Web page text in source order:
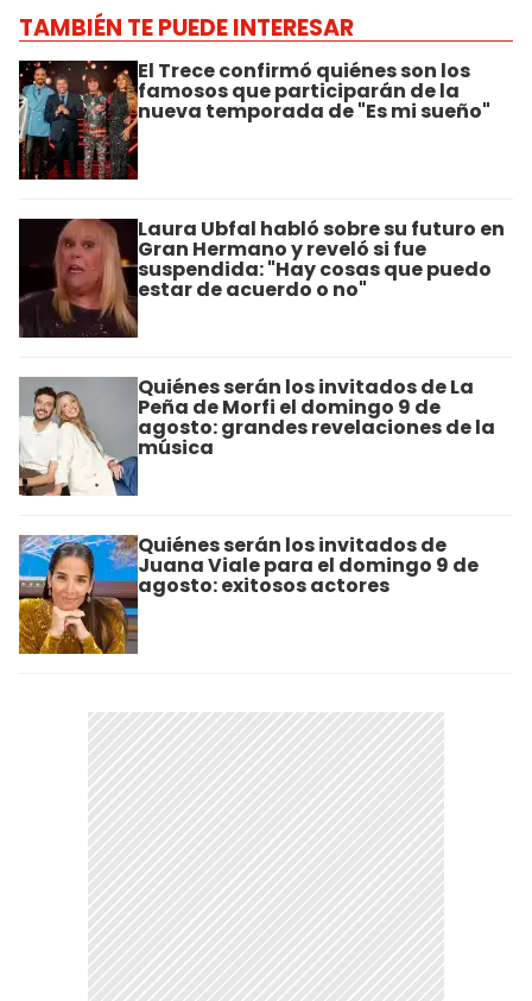
TAMBIÉN TE PUEDE INTERESAR
El Trece confirmó quiénes son los
famosos que participarán de la
nueva temporada de "Es mi sueño"
Laura Ubfal habló sobre su futuro en
Gran Hermano y reveló si fue
suspendida: "Hay cosas que puedo
estar de acuerdo o no"
Quiénes serán los invitados de La
Peña de Morfi el domingo 9 de
agosto: grandes revelaciones de la
música
Quiénes serán los invitados de
Juana Viale para el domingo 9 de
agosto: exitosos actores